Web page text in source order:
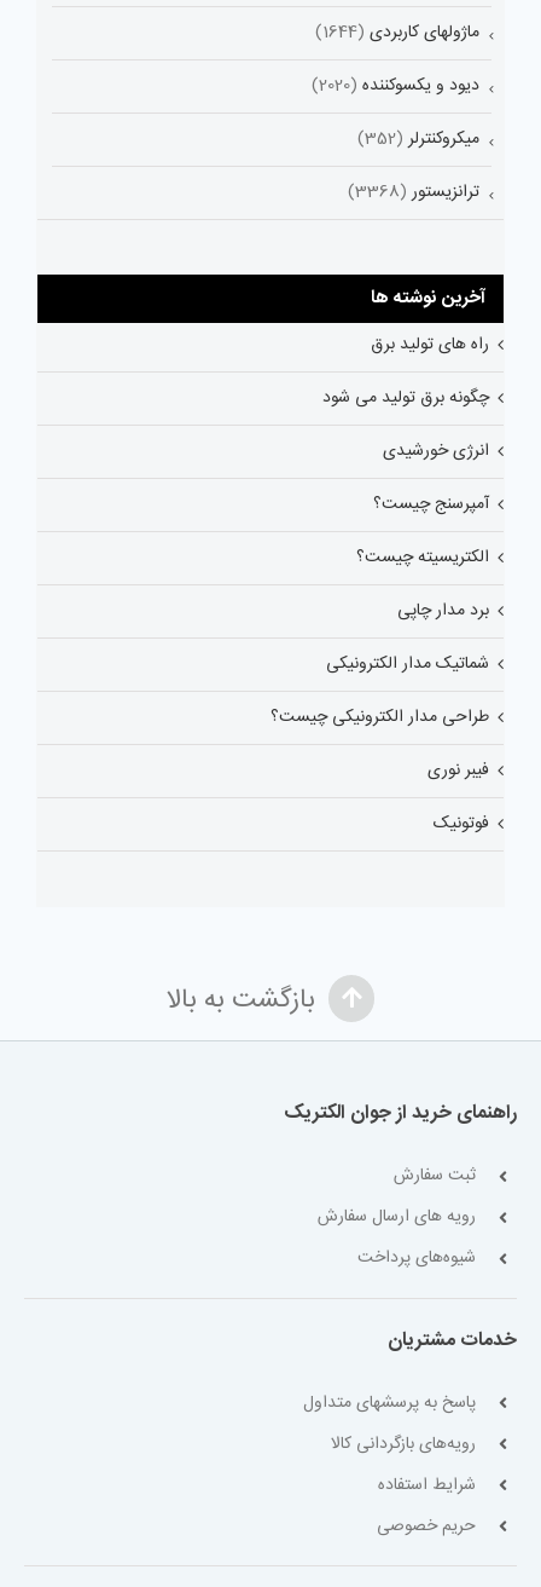
ماژولهای کاربردی (1644)
دیود و یکسوکننده (2020)
میکروکنترلر (352)
ترانزیستور (3368)
آخرین نوشته ها
راه های تولید برق
چگونه برق تولید می شود
انرژی خورشیدی
آمپرسنج چیست؟
الکتریسیته چیست؟
برد مدار چاپی
شماتیک مدار الکترونیکی
طراحی مدار الکترونیکی چیست؟
فیبر نوری
فوتونیک
بازگشت به بالا
راهنمای خرید از جوان الکتریک
ثبت سفارش
رویه های ارسال سفارش
شیوه‌های پرداخت
خدمات مشتریان
پاسخ به پرسشهای متداول
رویه‌های بازگردانی کالا
شرایط استفاده
حریم خصوصی